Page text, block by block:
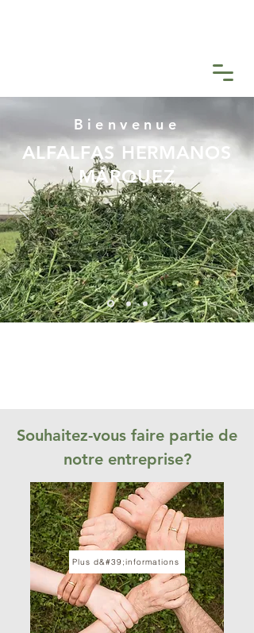
Bienvenue
ALFALFAS HERMANOS
MÁRQUEZ
Souhaitez-vous faire partie de
notre entreprise?
Plus d&#39;informations